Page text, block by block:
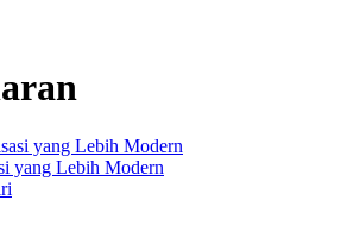
yang Lebih Modern